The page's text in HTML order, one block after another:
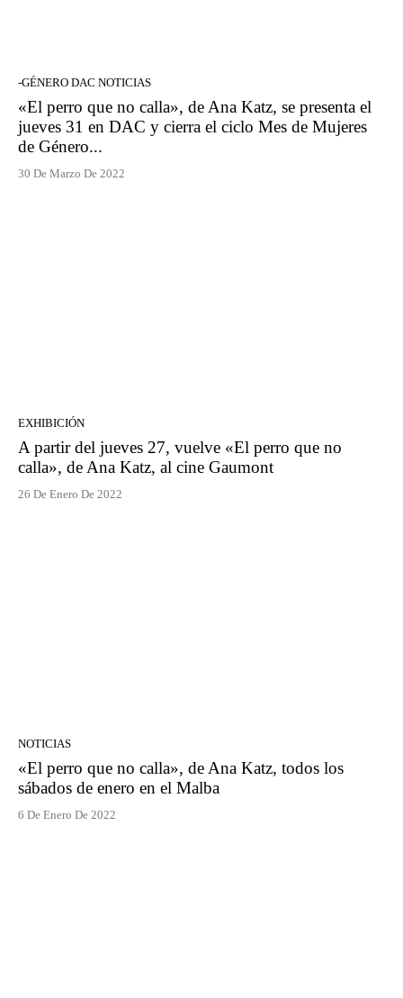
-GÉNERO DAC NOTICIAS
«El perro que no calla», de Ana Katz, se presenta el
jueves 31 en DAC y cierra el ciclo Mes de Mujeres
de Género...
30 De Marzo De 2022
EXHIBICIÓN
A partir del jueves 27, vuelve «El perro que no
calla», de Ana Katz, al cine Gaumont
26 De Enero De 2022
NOTICIAS
«El perro que no calla», de Ana Katz, todos los
sábados de enero en el Malba
6 De Enero De 2022